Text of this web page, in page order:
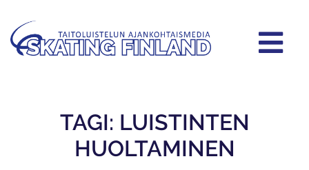
TAGI: LUISTINTEN
HUOLTAMINEN